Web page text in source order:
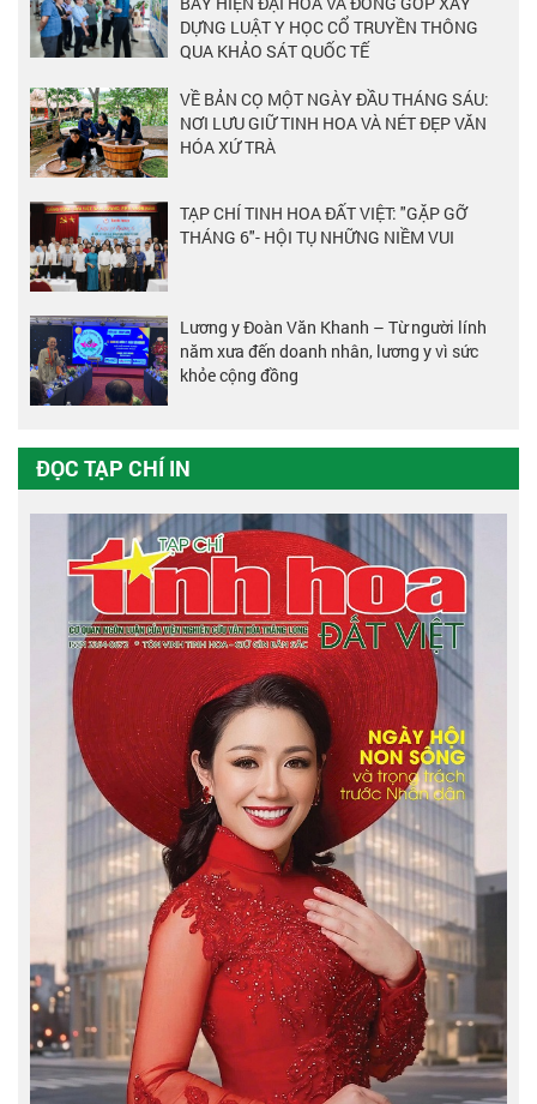
DỰNG LUẬT Y HỌC CỔ TRUYỀN THÔNG
QUA KHẢO SÁT QUỐC TẾ
VỀ BẢN CỌ MỘT NGÀY ĐẦU THÁNG SÁU:
NƠI LƯU GIỮ TINH HOA VÀ NÉT ĐẸP VĂN
HÓA XỨ TRÀ
TẠP CHÍ TINH HOA ĐẤT VIỆT: "GẶP GỠ
THÁNG 6"- HỘI TỤ NHỮNG NIỀM VUI
Lương y Đoàn Văn Khanh – Từ người lính
năm xưa đến doanh nhân, lương y vì sức
khỏe cộng đồng
ĐỌC TẠP CHÍ IN